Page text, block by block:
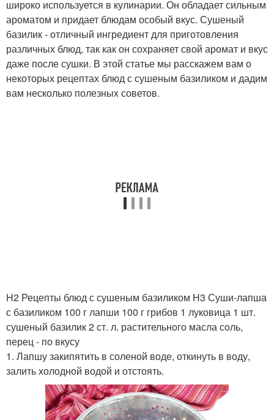
Лимонад с базиликом Хлеб с базиликом
Маффина с базиликом Песто с базиликом
Заготовка из базилика
Аджика с базиликом Базилик на пару
широко используется в кулинарии. Он обладает сильным
ароматом и придает блюдам особый вкус. Сушеный
базилик - отличный ингредиент для приготовления
различных блюд, так как он сохраняет свой аромат и вкус
даже после сушки. В этой статье мы расскажем вам о
некоторых рецептах блюд с сушеным базиликом и дадим
вам несколько полезных советов.
H2 Рецепты блюд с сушеным базиликом H3 Суши-лапша
с базиликом 100 г лапши 100 г грибов 1 луковица 1 шт.
сушеный базилик 2 ст. л. растительного масла соль,
перец - по вкусу
1. Лапшу закипятить в соленой воде, откинуть в воду,
залить холодной водой и отстоять.